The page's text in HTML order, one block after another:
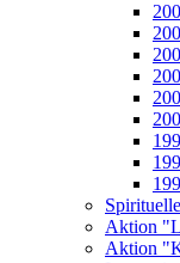
Aktion
Aktion